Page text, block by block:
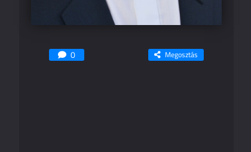
0 Megosztás